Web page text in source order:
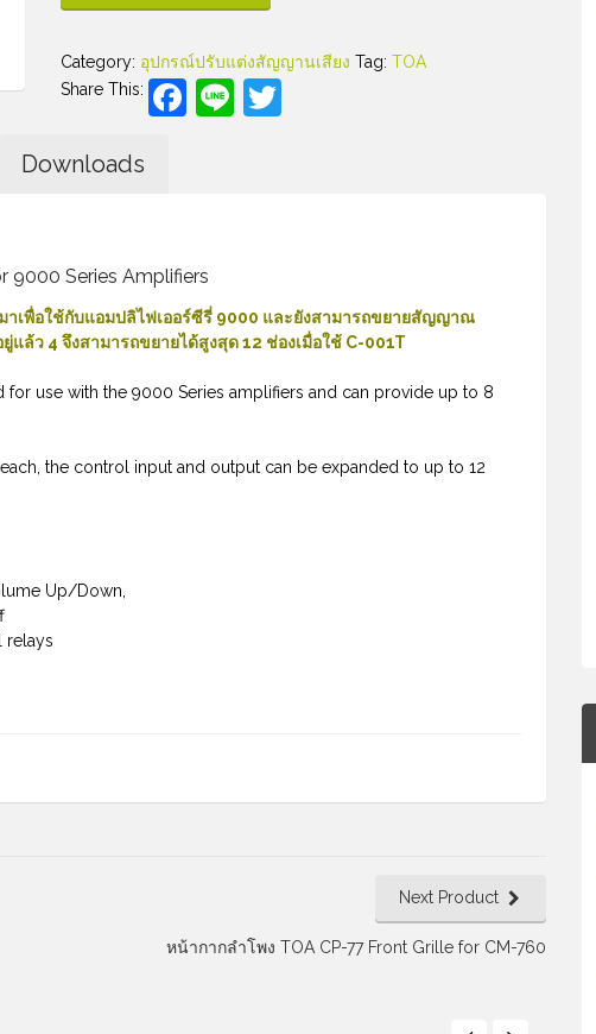
Category: อุปกรณ์ปรับแต่งสัญญานเสียง Tag: TOA
Share This:
Facebook
LineTwitter
Downloads
Series Amplifiers
เพื่อใช้กับแอมปลิไฟเออร์ซีรี่ 9000 และยังสามารถขยายสัญญาณ
ล้ว 4 จึงสามารถขยายได้สูงสุด 12 ช่องเมื่อใช้ C-001T
use with the 9000 Series amplifiers and can provide up to 8
the control input and output can be expanded to up to 12
Up/Down,
relays
Next Product
หน้ากากลำโพง TOA CP-77 Front Grille for CM-760